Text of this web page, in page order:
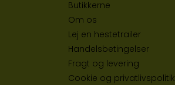
Butikkerne
Om os
Lej en hestetrailer
Handelsbetingelser
Fragt og levering
Cookie og privatlivspolitik